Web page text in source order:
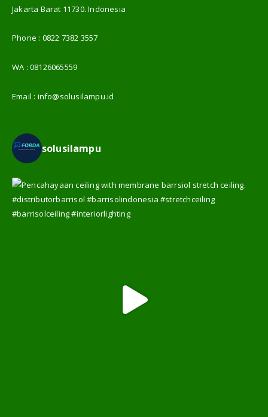
Jakarta Barat 11730. Indonesia
Phone : 0822 7382 3557
WA :08126065559
Email : info@solusilampu.id
solusilampu